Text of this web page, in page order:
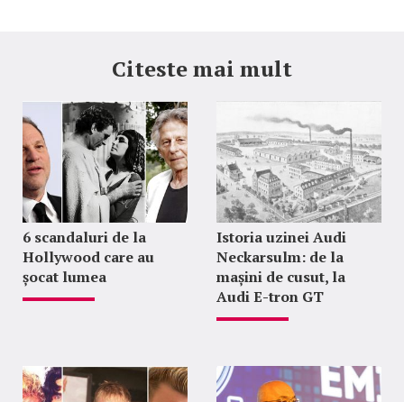
Citeste mai mult
6 scandaluri de la
Hollywood care au
șocat lumea
Istoria uzinei Audi
Neckarsulm: de la
mașini de cusut, la
Audi E-tron GT